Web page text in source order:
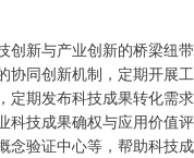
与产业创新的桥梁纽带
协同创新机制，定期开展
期发布科技成果转化需
科技成果确权与应用价值
验证中心等，帮助科技成